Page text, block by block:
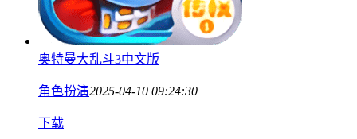
奥特曼大乱斗3中文版
角色扮演2025-04-10 09:24:30
下载